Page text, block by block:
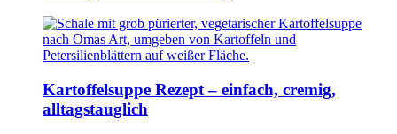
Kartoffelsuppe Rezept – einfach, cremig,
alltagstauglich